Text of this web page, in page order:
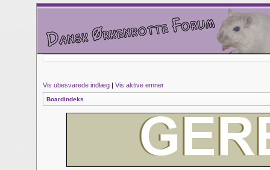
Vis ubesvarede indlæg | Vis aktive emner
Boardindeks